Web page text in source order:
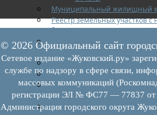
Муниципальный жилищный
Реестр земельных участков
объектами недвижимого
Перечень объектов
Жуковский
Списки кандидатов в
Служба судебных приставов
Муниципальный контроль
транспорте
Муниципальный лесной
© 2026 Официальный сайт
Сетевое издание «Жуковский.ру»
службе по надзору в сфере связи,
массовых коммуникаций
регистрации ЭЛ № ФС77 — 77837 от
Администрация городского округа